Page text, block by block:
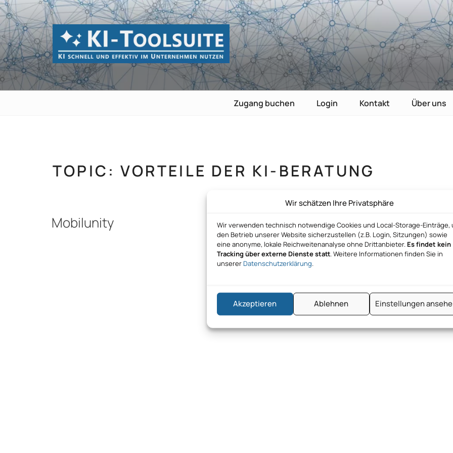
Wir schätzen Ihre Privatsphäre
Wir verwenden technisch notwendige Cookies und Local-Storage-Einträge,
den Betrieb unserer Website sicherzustellen (z.B. Login, Sitzungen) sowie
eine anonyme, lokale Reichweitenanalyse ohne Drittanbieter. Es findet kein
Tracking über externe Dienste statt. Weitere Informationen finden Sie in
unserer Datenschutzerklärung.
Akzeptieren Ablehnen Einstellungen
Zum
Inhalt
springen
KI-TOOLSUITE
KI schnell und effektiv im Unternehmen nutzen
Zugang buchen Login Kontakt Über uns
TOPIC:VORTEILE DER KI-BERATUNG
Mobilunity